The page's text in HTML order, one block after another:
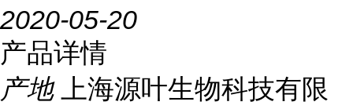
2020-05-20
产品详情
产地
上海源叶生物科技有限